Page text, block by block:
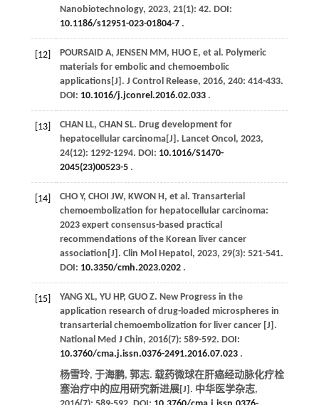
Nanobiotechnology, 2023, 21(1): 42. DOI:
10.1186/s12951-023-01804-7.
[12] POURSAID A, JENSEN MM, HUO E, et al . Polymeric
materials for embolic and chemoembolic
applications[J]. J Control Release, 2016, 240: 414-433.
DOI: 10.1016/j.jconrel.2016.02.033.
[13] CHAN LL, CHAN SL. Drug development for
hepatocellular carcinoma[J]. Lancet Oncol , 2023,
24(12): 1292-1294. DOI: 10.1016/S1470-
2045(23)00523-5.
[14] CHO Y, CHOI JW, KWON H, et al . Transarterial
chemoembolization for hepatocellular carcinoma:
2023 expert consensus-based practical
recommendations of the Korean liver cancer
association[J]. Clin Mol Hepatol , 2023, 29(3): 521-541.
DOI: 10.3350/cmh.2023.0202.
[15] YANG XL, YU HP, GUO Z. New Progress in the
application research of drug-loaded microspheres in
transarterial chemoembolization for liver cancer [J].
National Med J Chin, 2016(7): 589-592. DOI:
10.3760/cma.j.issn.0376-2491.2016.07.023.
杨雪玲, 于海鹏, 郭志. 载药微球在肝癌经动脉化疗栓
塞治疗中的应用研究新进展[J]. 中华医学杂志,